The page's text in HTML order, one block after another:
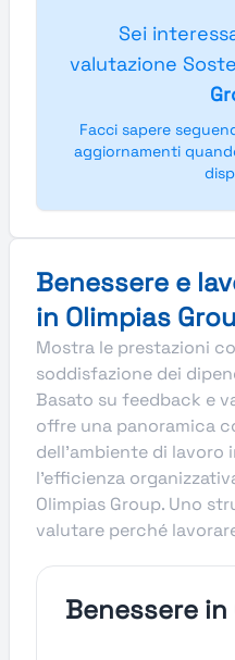
Sei
valutazione
Facci sapere
aggiornamenti
Benessere e
in Olimpias
Mostra le prestazioni
soddisfazione dei
Basato su feedback e
offre una panoramica
dell’ambiente di lavoro
l’efficienza
Olimpias Group. Uno
valutare perché
Benessere in